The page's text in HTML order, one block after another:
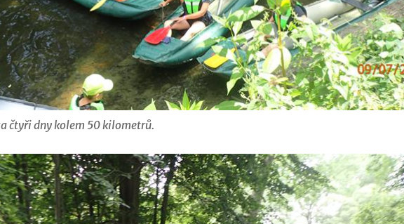
čtyři dny kolem 50 kilometrů.